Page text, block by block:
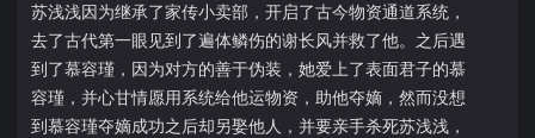
苏浅浅因为继承了家传小卖部，开启了古今物资通道系统，
去了古代第一眼见到了遍体鳞伤的谢长风并救了他。之后遇
到了慕容瑾，因为对方的善于伪装，她爱上了表面君子的慕
容瑾，并心甘情愿用系统给他运物资，助他夺嫡，然而没想
到慕容瑾夺嫡成功之后却另娶他人，并要亲手杀死苏浅浅，